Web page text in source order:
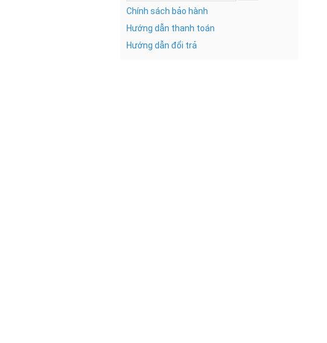
Chính sách bảo hành
Hướng dẫn thanh toán
Hướng dẫn đổi trả